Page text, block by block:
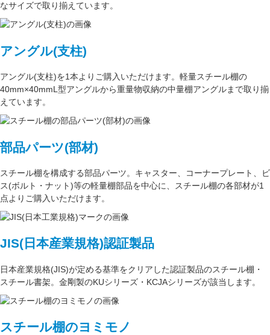
なサイズで取り揃えています。
アングル(支柱)
アングル(支柱)を1本よりご購入いただけます。軽量スチール棚の
40mm×40mmL型アングルから重量物収納の中量棚アングルまで取り揃
えています。
部品パーツ(部材)
スチール棚を構成する部品パーツ。 キャスター コーナープレート
ビ
ス(ボルト・ナット)等の軽量棚部品を中心に、スチール棚の各部材が1
点よりご購入いただけます。
JIS(日本産業規格)認証製品
日本産業規格(JIS)が定める基準をクリアした認証製品のスチール棚・
スチール書架。金剛製のKUシリーズ・KCJAシリーズが該当します。
スチール棚のヨミモノ